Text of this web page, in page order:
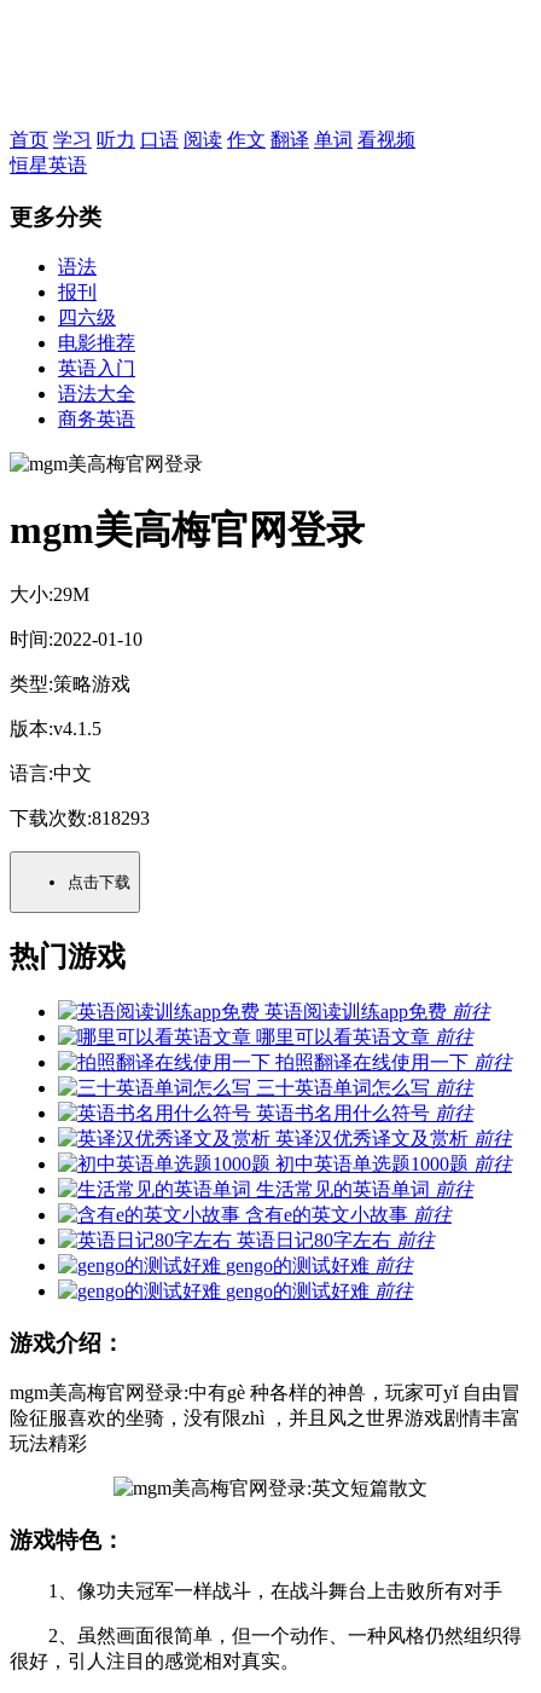
首页 学习 听力 口语 阅读 作文 翻译 单词 看视频
恒星英语
更多分类
语法
报刊
四六级
电影推荐
英语入门
语法大全
商务英语
mgm美高梅官网登录
大小:29M
时间:2022-01-10
类型:策略游戏
版本:v4.1.5
语言:中文
下载次数:818293
点击下载
热门游戏
英语阅读训练app免费 前往
哪里可以看英语文章 前往
拍照翻译在线使用一下 前往
三十英语单词怎么写 前往
英语书名用什么符号 前往
英译汉优秀译文及赏析 前往
初中英语单选题1000题 前往
生活常见的英语单词 前往
含有e的英文小故事 前往
英语日记80字左右 前往
gengo的测试好难 前往
gengo的测试好难 前往
游戏介绍：
mgm美高梅官网登录:中有gè 种各样的神兽，玩家可yǐ 自由冒
险征服喜欢的坐骑，没有限zhì ，并且风之世界游戏剧情丰富
玩法精彩
游戏特色：
1、像功夫冠军一样战斗，在战斗舞台上击败所有对手
2、虽然画面很简单，但一个动作、一种风格仍然组织得
很好，引人注目的感觉相对真实。